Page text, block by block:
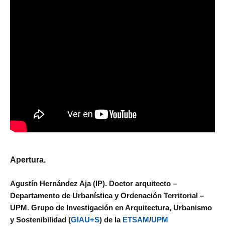
Apertura.
Agustín Hernández Aja (IP). Doctor arquitecto –
Departamento de Urbanística y Ordenación Territorial –
UPM. Grupo de Investigación en Arquitectura, Urbanismo
y Sostenibilidad (GIAU+S) de la ETSAM/UPM